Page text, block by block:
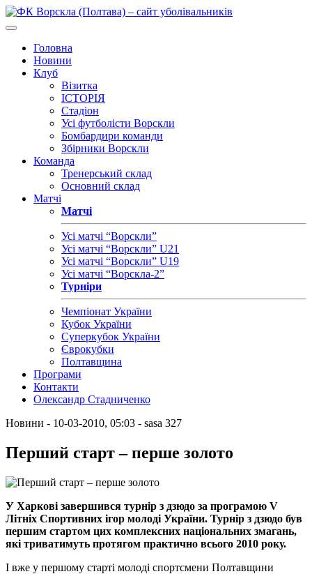
Головна
Новини
Клуб
Візитка
ІСТОРІЯ
Стадіон
Усі футболісти Ворскли
Бомбардири команди
Збірники Ворскли
Команда
Тренерський склад
Основний склад
Матчі
Матчі
Усі матчі “Ворскли”
Усі матчі “Ворскли” U21
Усі матчі “Ворскли” U19
Усі матчі “Ворскла-2”
Турніри
Чемпіонат України
Кубок України
Суперкубок України
Єврокубки
Полтавщина
Програми
Контакти
Олександр Стадниченко
Новини - 10-03-2010, 05:03 - sasa 327
Перший старт – перше золото
У Харкові завершився турнір з дзюдо за програмою V
Літніх Спортивних ігор молоді України. Турнір з дзюдо був
першим стартом цих комплексних національних змагань,
які триватимуть протягом практично всього 2010 року.
І вже у першому старті молоді спортсмени Полтавщини